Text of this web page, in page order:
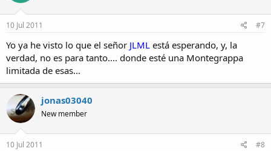
10 Jul 2011 #7
Yo ya he visto lo que el señor JLML está esperando, y, la
verdad, no es para tanto.... donde esté una Montegrappa
limitada de esas...
jonas03040
New member
10 Jul 2011 #8